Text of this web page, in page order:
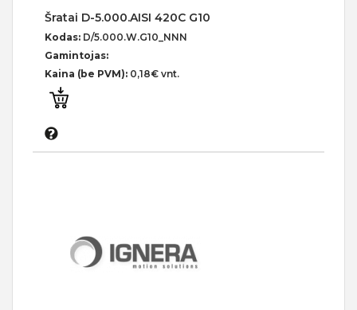
Šratai D-5.000.AISI 420C G10
Kodas: D/5.000.W.G10_NNN
Gamintojas:
Kaina (be PVM): 0,18€ vnt.